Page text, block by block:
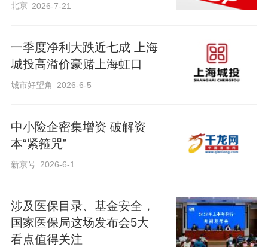
北京 2026-7-21
一季度净利大跌近七成 上海
城投高溢价豪赌上海虹口
城市好望角 2026-6-5
中小险企密集增资 破解资
本“紧箍咒”
新京号 2026-6-1
涉及医保目录、基金安全，
国家医保局这场发布会5大
看点值得关注